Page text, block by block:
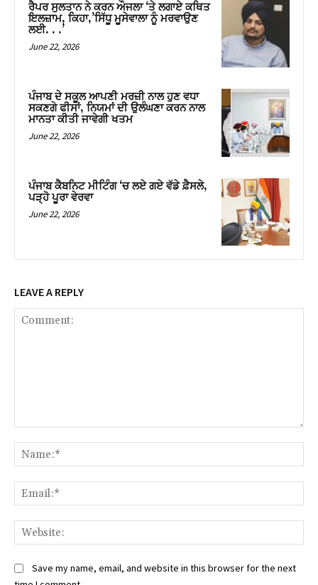
ਰੈਪਰ ਸੁਲਤਾਨ ਨੇ ਕਰਨ ਔਜਲਾ ‘ਤੇ ਲਗਾਏ ਕਥਿਤ
ਇਲਜ਼ਾਮ, ਕਿਹਾ,’ਸਿੱਧੂ ਮੂਸੇਵਾਲਾ ਨੂੰ ਮਰਵਾਉਣ
ਲਈ. . .’
June 22, 2026
ਪੰਜਾਬ ਦੇ ਸਕੂਲ ਆਪਣੀ ਮਰਜ਼ੀ ਨਾਲ ਹੁਣ ਵਧਾ
ਸਕਣਗੇ ਫੀਸਾਂ, ਨਿਯਮਾਂ ਦੀ ਉਲੰਘਣਾ ਕਰਨ ਨਾਲ
ਮਾਨਤਾ ਕੀਤੀ ਜਾਵੇਗੀ ਖਤਮ
June 22, 2026
ਪੰਜਾਬ ਕੈਬਨਿਟ ਮੀਟਿੰਗ ‘ਚ ਲਏ ਗਏ ਵੱਡੇ ਫ਼ੈਸਲੇ,
ਪੜ੍ਹੋ ਪੂਰਾ ਵੇਰਵਾ
June 22, 2026
LEAVE A REPLY
Save my name, email, and website in this browser for the next